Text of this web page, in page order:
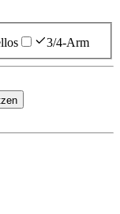
3/4-Arm